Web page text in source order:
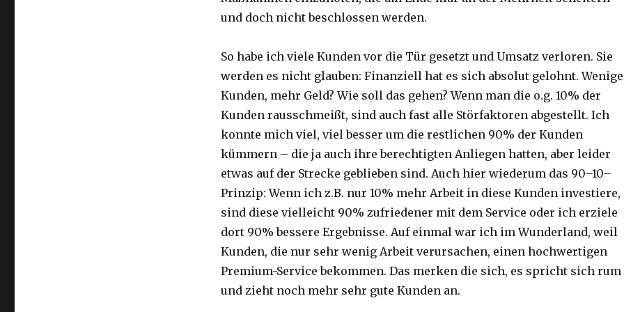
und doch nicht beschlossen werden.
So habe ich viele Kunden vor die Tür gesetzt und Umsatz verloren. Sie
werden es nicht glauben: Finanziell hat es sich absolut gelohnt.
Kunden, mehr Geld? Wie soll das gehen? Wenn man die o.g. 10% der
Kunden rausschmeißt, sind auch fast alle Störfaktoren abgestellt. Ich
konnte mich viel, viel besser um die restlichen 90% der Kunden
kümmern – die ja auch ihre berechtigten Anliegen hatten, aber leider
etwas auf der Strecke geblieben sind. Auch hier wiederum das 90–10–
Prinzip: Wenn ich z.B. nur 10% mehr Arbeit in diese Kunden investiere,
sind diese vielleicht 90% zufriedener mit dem Service oder ich erziele
dort 90% bessere Ergebnisse. Auf einmal war ich im Wunderland, weil
Kunden, die nur sehr wenig Arbeit verursachen, einen hochwertigen
Premium-Service bekommen. Das merken die sich, es spricht sich rum
und zieht noch mehr sehr gute Kunden an.